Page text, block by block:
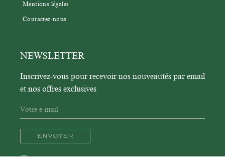
Mentions légales
Contactez-nous
NEWSLETTER
Inscrivez-vous pour recevoir nos nouveautés par email
et nos offres exclusives
ENVOYER